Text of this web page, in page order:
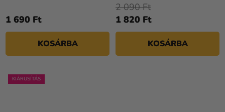
1 690 Ft
KOSÁRBA
1 820 Ft
2 090 Ft
KOSÁRBA
KIÁRUSÍTÁS